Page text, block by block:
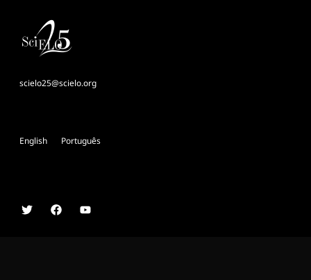
scielo25@scielo.org
English Português